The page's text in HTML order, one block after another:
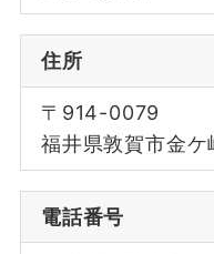
住所
〒914-0079
福井県敦賀市金ケ
電話番号